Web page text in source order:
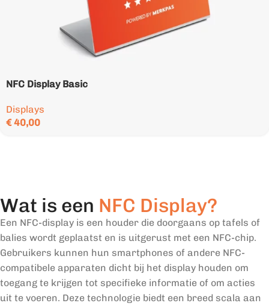
NFC Display Basic
Displays
€40,00
Wat is een NFC Display?
Een NFC-display is een houder die doorgaans op tafels of
balies wordt geplaatst en is uitgerust met een NFC-chip.
Gebruikers kunnen hun smartphones of andere NFC-
compatibele apparaten dicht bij het display houden om
toegang te krijgen tot specifieke informatie of om acties
uit te voeren. Deze technologie biedt een breed scala aan